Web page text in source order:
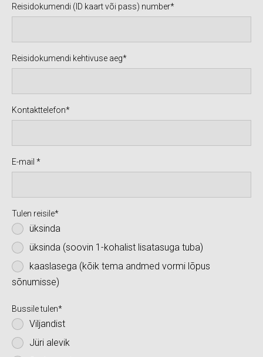
Reisidokumendi (ID kaart või pass) number
Reisidokumendi kehtivuse aeg
Kontakttelefon
E-mail
Tulen reisile
üksinda
üksinda (soovin 1-kohalist lisatasuga tuba)
kaaslasega (kõik tema andmed vormi lõpus
sõnumisse)
Bussile tulen
Viljandist
Jüri alevik